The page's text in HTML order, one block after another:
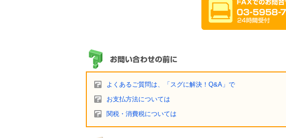
よくあるご質問は、「スグに解決！Q&A」で
お支払方法については
関税・消費税については